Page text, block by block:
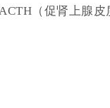
（促肾上腺皮